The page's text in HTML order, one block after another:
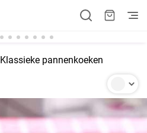
Klassieke pannenkoeken